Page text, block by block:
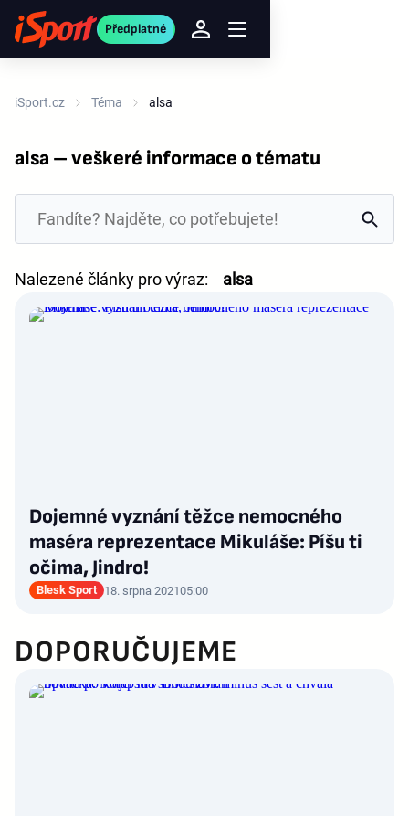
Předplatné
iSport.cz Téma alsa
alsa – veškeré informace o tématu
Nalezené články pro výraz: alsa
Dojemné vyznání těžce nemocného
maséra reprezentace Mikuláše: Píšu ti
očima, Jindro!
Blesk Sport 18. srpna 202105:00
DOPORUČUJEME